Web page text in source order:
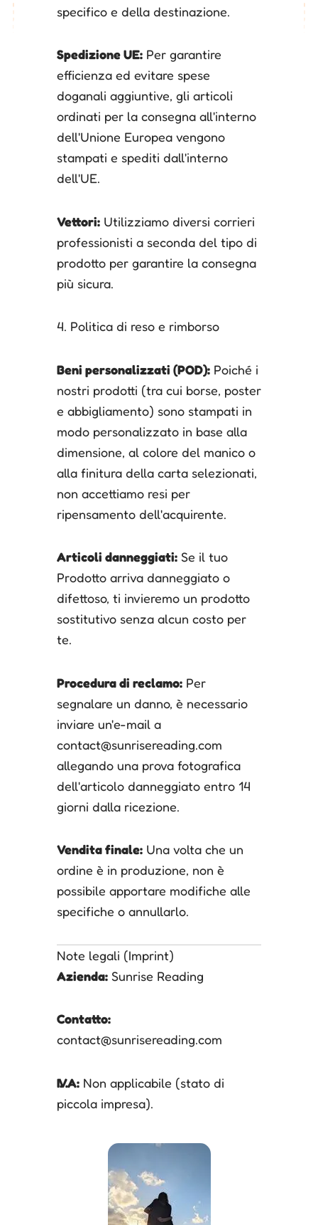
specifico e della destinazione.
Spedizione UE: Per garantire
efficienza ed evitare spese
doganali aggiuntive, gli articoli
ordinati per la consegna all'interno
dell'Unione Europea vengono
stampati e spediti dall'interno
dell'UE.
Vettori: Utilizziamo diversi corrieri
professionisti a seconda del tipo di
prodotto per garantire la consegna
più sicura.
4. Politica di reso e rimborso
Beni personalizzati (POD): Poiché i
nostri prodotti (tra cui borse, poster
e abbigliamento) sono stampati in
modo personalizzato in base alla
dimensione, al colore del manico o
alla finitura della carta selezionati,
non accettiamo resi per
ripensamento dell'acquirente.
Articoli danneggiati: Se il tuo
Prodotto arriva danneggiato o
difettoso, ti invieremo un prodotto
sostitutivo senza alcun costo per
te.
Procedura di reclamo: Per
segnalare un danno, è necessario
inviare un'e-mail a
contact@sunrisereading.com
allegando una prova fotografica
dell'articolo danneggiato entro 14
giorni dalla ricezione.
Vendita finale: Una volta che un
ordine è in produzione, non è
possibile apportare modifiche alle
specifiche o annullarlo.
Note legali (Imprint)
Azienda: Sunrise Reading
Contatto:
contact@sunrisereading.com
I.V.A: Non applicabile (stato di
piccola impresa).